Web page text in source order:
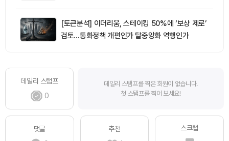
[토큰분석] 이더리움, 스테이킹 50%에 ‘보상 제로’
검토…통화정책 개편인가 탈중앙화 역행인가
데일리 스탬프
0
데일리 스탬프를 찍은 회원이 없습니다.
첫 스탬프를 찍어 보세요!
댓글
추천
스크랩